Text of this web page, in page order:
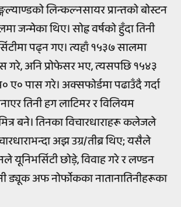
लिन्कल्नसायर प्रान्तको बोस्टन
जन्मेका थिए। सोह्र वर्षको हुँदा तिनी
पढ्न गए। त्यहाँ १५३७ सालमा
गरे, अनि प्रोफेसर भए, त्यसपछि १५४३
पास गरे। अक्सफोर्डमा पढाउँदै गर्दा
तिनी हग लाटिमर र विलियम
बने। तिनका विचारधाराहरू कलेजले
अझ उग्र/तीब्र थिए; यसैले
यूनिभर्सिटी छोड़े, विवाह गरे र लण्डन
ड्यूक अफ नोर्फोकका नातानातिनीहरूका